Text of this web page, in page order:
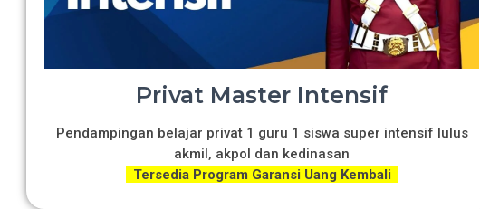
Privat Master Intensif
Pendampingan belajar privat 1 guru 1 siswa super intensif lulus
akmil, akpol dan kedinasan
Tersedia Program Garansi Uang Kembali